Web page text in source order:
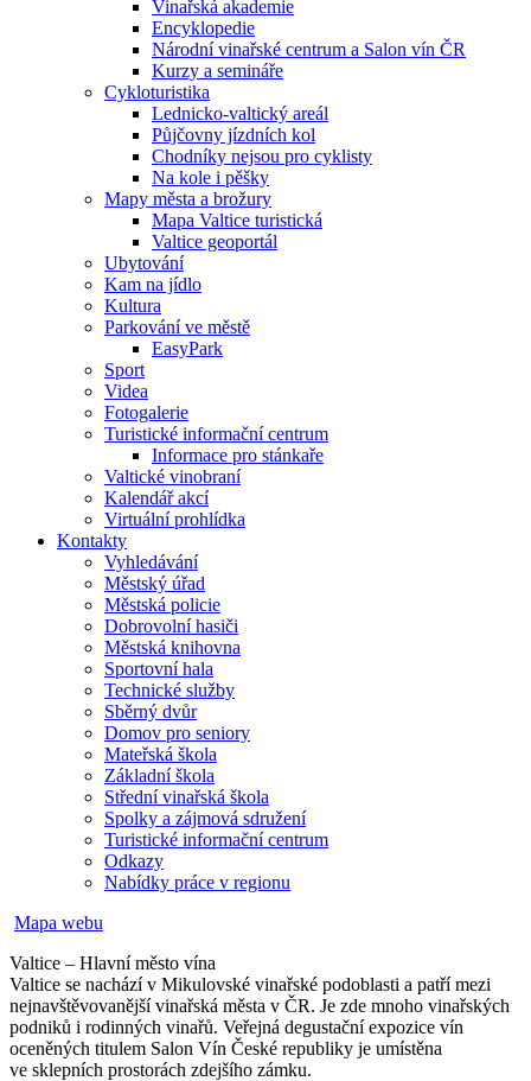
Vinařská akademie
Encyklopedie
Národní vinařské centrum a Salon vín ČR
Kurzy a semináře
Cykloturistika
Lednicko-valtický areál
Půjčovny jízdních kol
Chodníky nejsou pro cyklisty
Na kole i pěšky
Mapy města a brožury
Mapa Valtice turistická
Valtice geoportál
Ubytování
Kam na jídlo
Kultura
Parkování ve městě
EasyPark
Sport
Videa
Fotogalerie
Turistické informační centrum
Informace pro stánkaře
Valtické vinobraní
Kalendář akcí
Virtuální prohlídka
Kontakty
Vyhledávání
Městský úřad
Městská policie
Dobrovolní hasiči
Městská knihovna
Sportovní hala
Technické služby
Sběrný dvůr
Domov pro seniory
Mateřská škola
Základní škola
Střední vinařská škola
Spolky a zájmová sdružení
Turistické informační centrum
Odkazy
Nabídky práce v regionu
Mapa webu
Valtice – Hlavní město vína
Valtice se nachází v Mikulovské vinařské podoblasti a patří mezi
nejnavštěvovanější vinařská města v ČR. Je zde mnoho vinařských
podniků i rodinných vinařů. Veřejná degustační expozice vín
oceněných titulem Salon Vín České republiky je umístěna
ve sklepních prostorách zdejšího zámku.